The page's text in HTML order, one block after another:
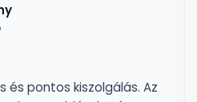
és pontos kiszolgálás. Az